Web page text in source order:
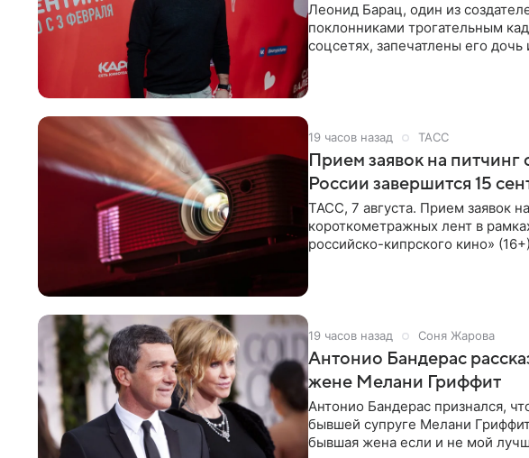
Леонид Барац, один из
поклонниками трогательным
соцсетях, запечатлены его
19 часов назад ТАСС
Прием заявок на
России завершится 15
ТАСС, 7 августа. Прием заявок
короткометражных лент в
российско-кипрского кино»
19 часов назад Соня Жарова
Антонио Бандерас
жене Мелани Гриффит
Антонио Бандерас признался,
бывшей супруге Мелани
бывшая жена если и не мой